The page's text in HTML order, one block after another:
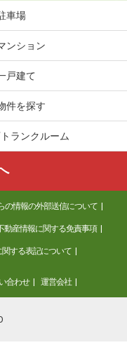
車場
ンション
戸建て
件を探す
ランクルーム
の情報の外部送信について
動産情報に関する免責事項
関する表記について
合わせ 運営会社